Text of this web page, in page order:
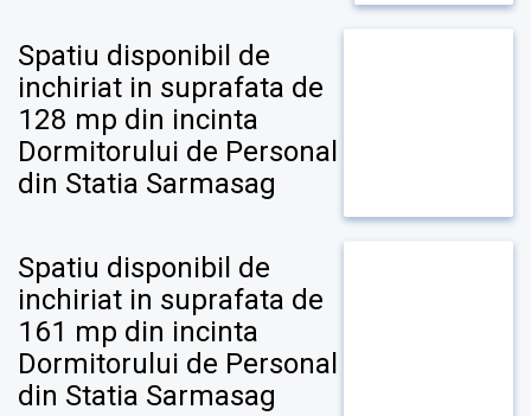
Spatiu disponibil de
inchiriat in suprafata de
128 mp din incinta
Dormitorului de Personal
din Statia Sarmasag
Spatiu disponibil de
inchiriat in suprafata de
161 mp din incinta
Dormitorului de Personal
din Statia Sarmasag